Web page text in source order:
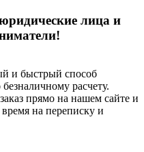
лица и
и быстрый способ
расчету.
прямо на нашем сайте и
время на переписку и